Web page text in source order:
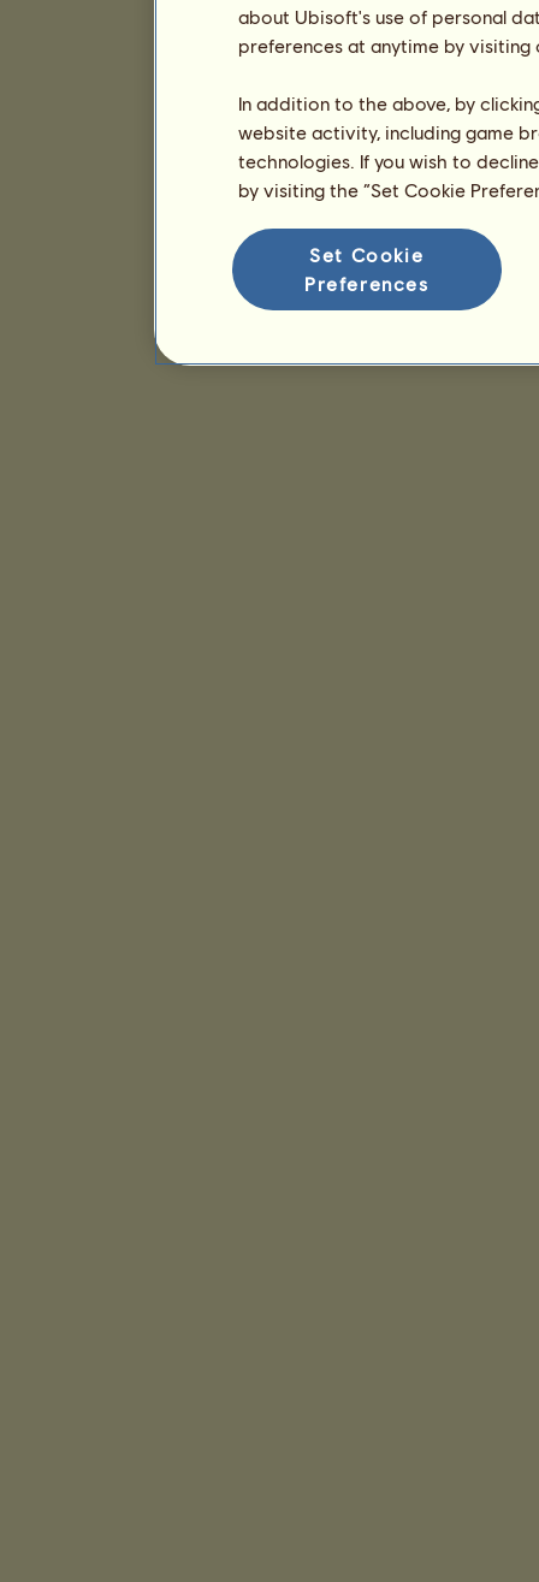
about Ubisoft's use of personal
preferences at anytime by
In addition to the above, by
website activity, including game
technologies. If you wish to
by visiting the “Set Cookie
Set Cookie
Preferences